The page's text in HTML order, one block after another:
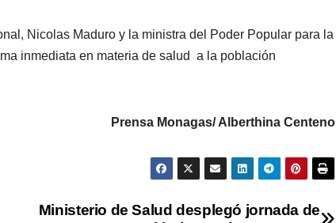
Nicolas Maduro y la ministra del Poder Popular para la
inmediata en materia de salud a la población
Prensa Monagas/ Alberthina Centeno
Ministerio de Salud desplegó jornada de